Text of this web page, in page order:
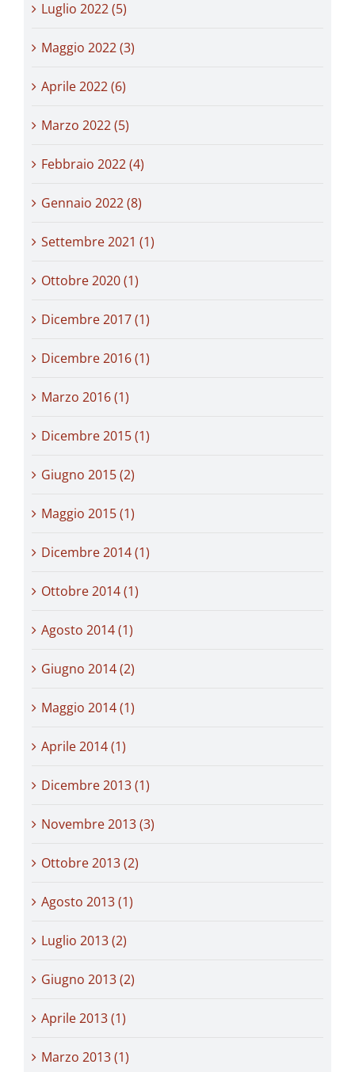
Luglio 2022 (5)
Maggio 2022 (3)
Aprile 2022 (6)
Marzo 2022 (5)
Febbraio 2022 (4)
Gennaio 2022 (8)
Settembre 2021 (1)
Ottobre 2020 (1)
Dicembre 2017 (1)
Dicembre 2016 (1)
Marzo 2016 (1)
Dicembre 2015 (1)
Giugno 2015 (2)
Maggio 2015 (1)
Dicembre 2014 (1)
Ottobre 2014 (1)
Agosto 2014 (1)
Giugno 2014 (2)
Maggio 2014 (1)
Aprile 2014 (1)
Dicembre 2013 (1)
Novembre 2013 (3)
Ottobre 2013 (2)
Agosto 2013 (1)
Luglio 2013 (2)
Giugno 2013 (2)
Aprile 2013 (1)
Marzo 2013 (1)